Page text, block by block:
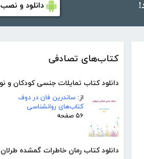
دانلود و نصب
کتاب‌های تصادفی
دانلود کتاب تمایلات جنسی کودکان و
از: ساندرین فان در دوف
کتاب‌های روانشناسی
۵۶ صفحه
دانلود کتاب رمان خاطرات گمشده طرلان